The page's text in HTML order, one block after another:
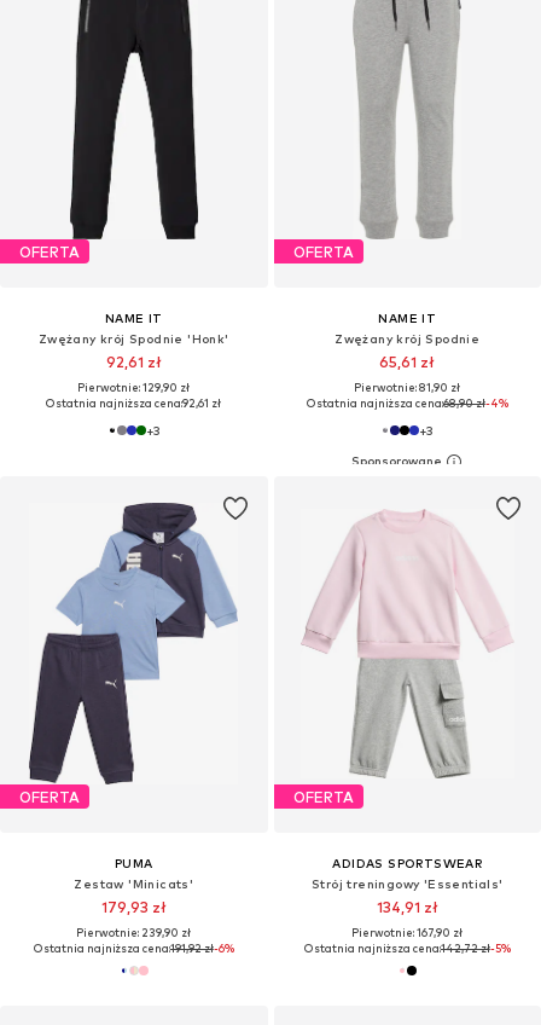
OFERTA
NAME IT
Zwężany krój Spodnie 'Honk'
92,61 zł
Pierwotnie: 129,90 zł
Ostatnia najniższa cena:92,61 zł
+3
OFERTA
NAME IT
Zwężany krój Spodnie
65,61 zł
Pierwotnie: 81,90 zł
Ostatnia najniższa cena:68,90 zł-4%
+3
OFERTA
PUMA
Zestaw 'Minicats'
179,93 zł
Pierwotnie: 239,90 zł
Ostatnia najniższa cena:191,92 zł-6%
OFERTA
ADIDAS SPORTSWEAR
Strój treningowy 'Essentials'
134,91 zł
Pierwotnie: 167,90 zł
Ostatnia najniższa cena:142,72 zł-5%